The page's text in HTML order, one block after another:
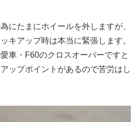
にたまにホイールを外しますが、
キアップ時は本当に緊張します。
車・F60のクロスオーバーですと
ップポイントがあるので苦労はし